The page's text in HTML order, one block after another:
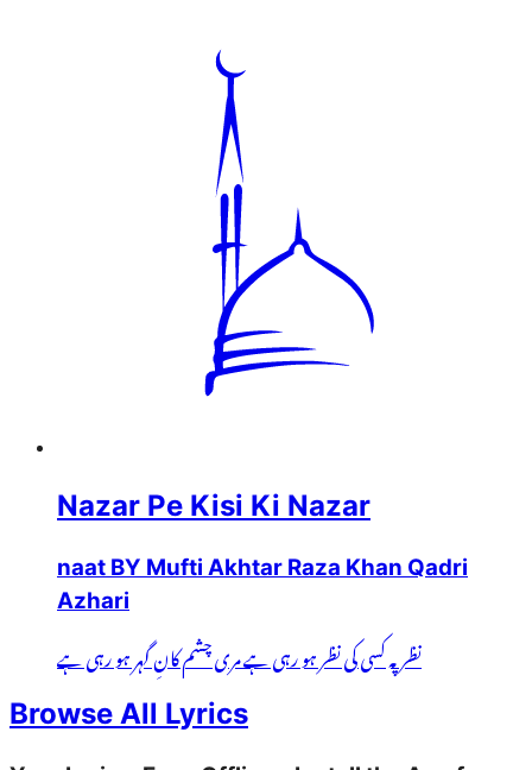
Nazar Pe Kisi Ki Nazar
naat BY Mufti Akhtar Raza Khan Qadri
Azhari
نظر پہ کسی کی نظر ہو رہی ہے مری چشم کانِ گہر ہو رہی ہے
Browse All Lyrics